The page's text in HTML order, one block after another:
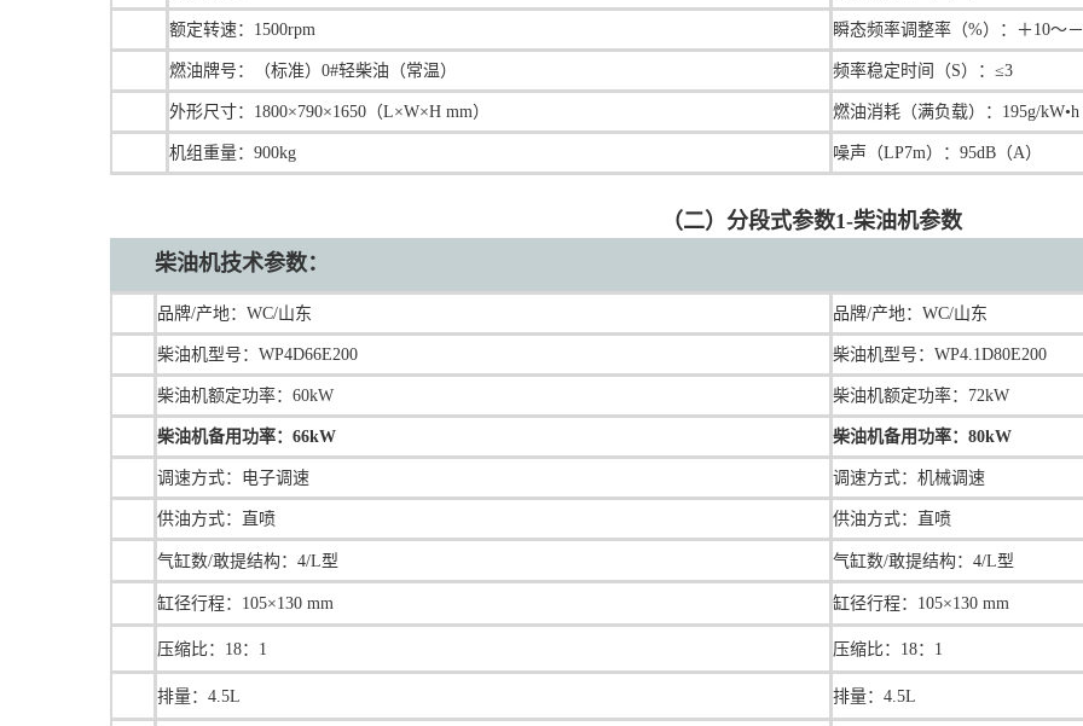
额定转速：1500rpm 瞬态频率调整率（%）：＋10～
燃油牌号：（标准）0#轻柴油（常温） 频率稳定时间（S）：≤3
外形尺寸：1800×790×1650（L×W×H mm） 燃油消耗（满负载）：195g/kW•h
机组重量：900kg 噪声（LP7m）：95dB（A）
（二）分段式参数1-柴油机参数
柴油机技术参数：
品牌/产地：WC/山东 品牌/产地：WC/山东
柴油机型号：WP4D66E200 柴油机型号：WP4.1D80E200
柴油机额定功率：60kW 柴油机额定功率： 72kW
柴油机备用功率：66kW 柴油机备用功率：80kW
调速方式： 电子调速 调速方式：机械调速
供油方式：直喷 供油方式：直喷
气缸数/敢提结构：4/L型 气缸数/敢提结构：4/L型
缸径行程：105×130 mm 缸径行程：105×130 mm
压缩比：18：1 压缩比： 18：1
排量：4.5L 排量：4.5L